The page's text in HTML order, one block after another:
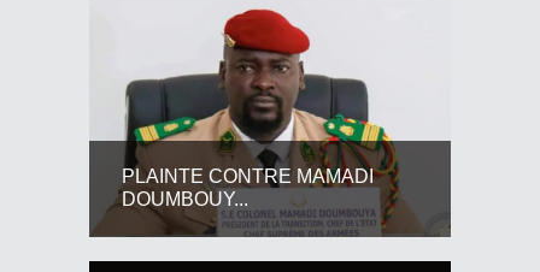
PLAINTE CONTRE MAMADI
DOUMBOUY...